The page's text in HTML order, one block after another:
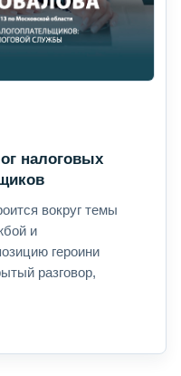
налоговых
вокруг темы
и
героини
разговор,